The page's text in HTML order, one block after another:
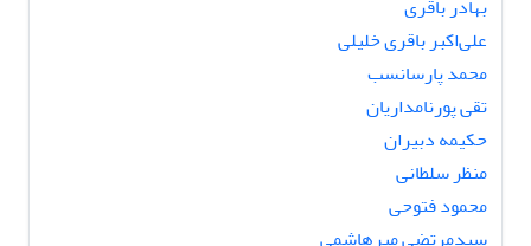
بهادر باقری
علی‌اکبر باقری خلیلی
محمد پارسانسب
تقی پورنامداریان
حکیمه دبیران
منظر سلطانی
محمود فتوحی